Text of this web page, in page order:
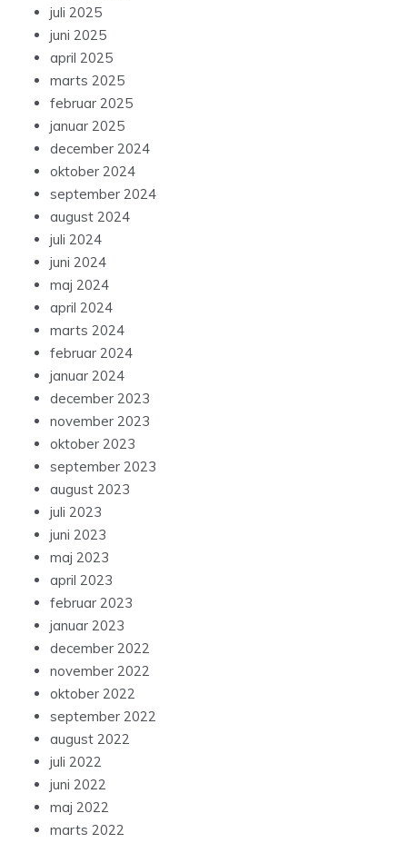
juli 2025
juni 2025
april 2025
marts 2025
februar 2025
januar 2025
december 2024
oktober 2024
september 2024
august 2024
juli 2024
juni 2024
maj 2024
april 2024
marts 2024
februar 2024
januar 2024
december 2023
november 2023
oktober 2023
september 2023
august 2023
juli 2023
juni 2023
maj 2023
april 2023
februar 2023
januar 2023
december 2022
november 2022
oktober 2022
september 2022
august 2022
juli 2022
juni 2022
maj 2022
marts 2022